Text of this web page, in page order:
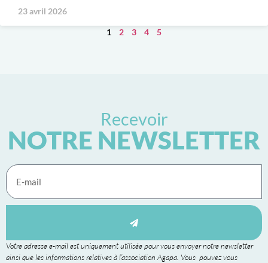
23 avril 2026
1 2 3 4 5
Recevoir
NOTRE NEWSLETTER
Votre adresse e-mail est uniquement utilisée pour vous envoyer notre newsletter
ainsi que les informations relatives à l’association Agapa. Vous pouvez vous